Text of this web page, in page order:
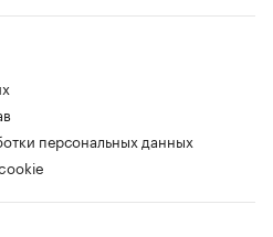
персональных данных